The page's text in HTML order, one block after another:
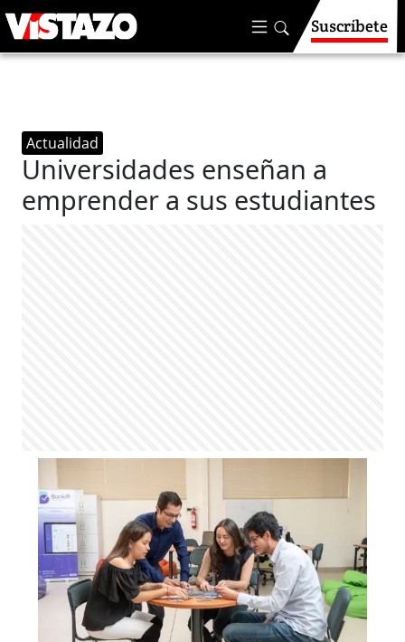
Suscríbete
Actualidad
Universidades enseñan a
emprender a sus estudiantes